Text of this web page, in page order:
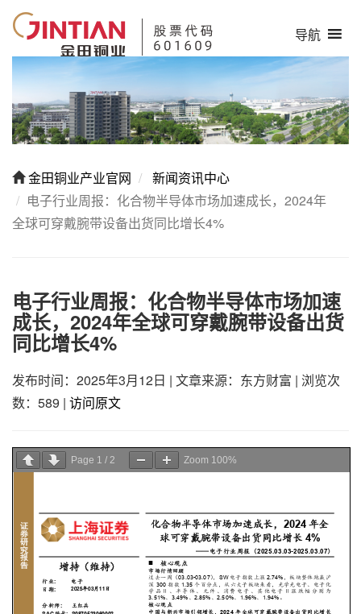
导航
金田铜业产业官网
新闻资讯中心
电子行业周报：化合物半导体市场加速成长，2024年
全球可穿戴腕带设备出货同比增长4%
电子行业周报：化合物半导体市场加速
成长，2024年全球可穿戴腕带设备出货
同比增长4%
发布时间：2025年3月12日 | 文章来源：东方财富 | 浏览次
数：589 | 访问原文
Page 1 / 2 Zoom 100%